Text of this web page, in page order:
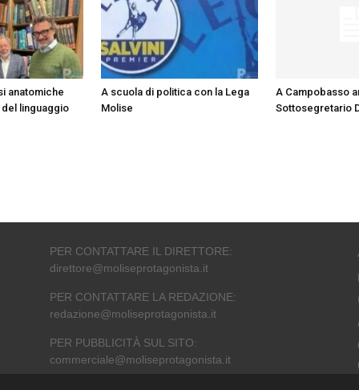
anatomiche
linguaggio
A scuola di politica con la Lega
Molise
A Campobasso
Sottosegretario
PER CONTATTARE IL DIRETTORE:
direttore@moliseprotagonista.it
PER CONTATTARE LA REDAZIONE:
redazione@moliseprotagonista.it
PER PUBBLICITÀ SUL SITO:
commerciale@moliseprotagonista.it